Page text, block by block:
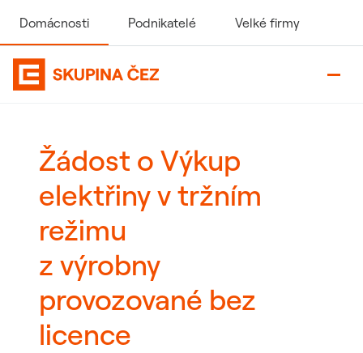
Domácnosti Podnikatelé Velké firmy
Domovská stránka Skupiny ČEZ
Žádost o Výkup
elektřiny v tržním
režimu
z výrobny
provozované bez
licence